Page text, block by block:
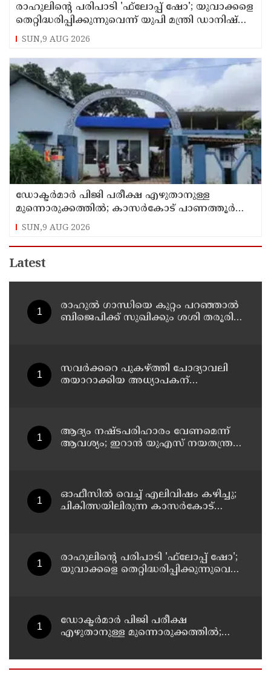
രാഹുലിന്റെ പരിപാടി 'ഫ്‌ലോപ്പ് ഷോ'; യുവാക്കളെ
തെറ്റിദ്ധരിപ്പിക്കുന്നുവെന്ന് യുപി മന്ത്രി ഡാനിഷ്
അന്‍സാരി
SUN,9 AUG 2026
ഡോക്ടര്‍മാര്‍ പിജി പരീക്ഷ എഴുതാനുള്ള
മുന്നൊരുക്കത്തില്‍; കാസര്‍കോട് പാണത്തൂര്‍
കുടുംബാരോഗ്യ കേന്ദ്രം അടച്ചുപൂട്ടി
SUN,9 AUG 2026
Latest
രാഹുല്‍ ഗാന്ധിയെ കുറ്റം പറഞ്ഞാല്‍
ബിജെപിക്ക് സുഖിക്കും ശശി തരൂരിന്
സവര്‍ക്കറെ പുകഴ്ത്തി ചോദ്യാവലി
തയാറാക്കിയ അധ്യാപകന്
ആദ്യം നഷ്ടപരിഹാരം വേണമെന്ന്
ആവശ്യം; ഇറാന്‍ യുഎസ് നയതന്ത്ര
ഓഫീസില്‍ വെച്ച് എലിവിഷം കഴിച്ചു;
ചികിത്സയിലിരുന്ന കാസര്‍കോട്
രാഹുലിന്റെ പരിപാടി 'ഫ്‌ലോപ്പ് ഷോ';
യുവാക്കളെ തെറ്റിദ്ധരിപ്പിക്കുന്നുവെന്ന്
ഡോക്ടര്‍മാര്‍ പിജി പരീക്ഷ
എഴുതാനുള്ള മുന്നൊരുക്കത്തില്‍;
കുടുംബാരോഗ്യ കേന്ദ്രം അടച്ചുപൂട്ടി